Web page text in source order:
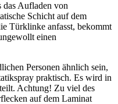
das Aufladen von
Schicht auf dem
Türklinke anfasst, bekommt
einen
Personen ähnlich sein,
praktisch. Es wird in
Achtung! Zu viel des
auf dem Laminat